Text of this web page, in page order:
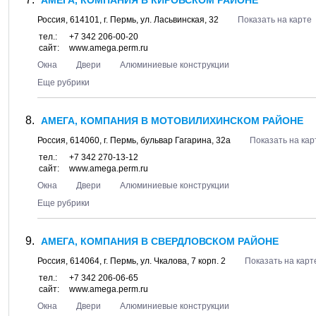
Россия, 614101, г. Пермь, ул. Ласьвинская, 32
Показать на карте
тел.:
+7 342 206-00-20
сайт:
www.amega.perm.ru
Окна
Двери
Алюминиевые конструкции
Еще рубрики
АМЕГА, КОМПАНИЯ В МОТОВИЛИХИНСКОМ РАЙОНЕ
Россия, 614060, г. Пермь, бульвар Гагарина, 32а
Показать на
тел.:
+7 342 270-13-12
сайт:
www.amega.perm.ru
Окна
Двери
Алюминиевые конструкции
Еще рубрики
АМЕГА, КОМПАНИЯ В СВЕРДЛОВСКОМ РАЙОНЕ
Россия, 614064, г. Пермь, ул. Чкалова, 7 корп. 2
Показать на
тел.:
+7 342 206-06-65
сайт:
www.amega.perm.ru
Окна
Двери Алюминиевые конструкции